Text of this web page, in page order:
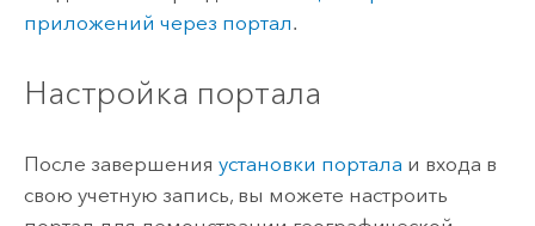
приложений через портал.
Настройка портала
После завершения установки портала и входа в
свою учетную запись, вы можете настроить